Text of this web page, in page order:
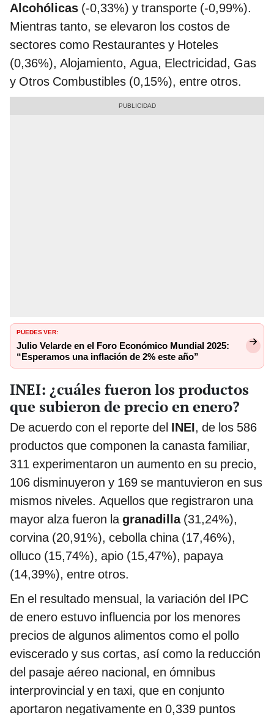
Alcohólicas (-0,33%) y transporte (-0,99%).
Mientras tanto, se elevaron los costos de
sectores como Restaurantes y Hoteles
(0,36%), Alojamiento, Agua, Electricidad, Gas
y Otros Combustibles (0,15%), entre otros.
PUEDES VER:
Julio Velarde en el Foro Económico Mundial 2025:
“Esperamos una inflación de 2% este año”
INEI: ¿cuáles fueron los productos
que subieron de precio en enero?
De acuerdo con el reporte del INEI, de los 586
productos que componen la canasta familiar,
311 experimentaron un aumento en su precio,
106 disminuyeron y 169 se mantuvieron en sus
mismos niveles. Aquellos que registraron una
mayor alza fueron lagranadilla (31,24%),
corvina (20,91%), cebolla china (17,46%),
olluco (15,74%), apio (15,47%), papaya
(14,39%), entre otros.
En el resultado mensual, la variación del IPC
de enero estuvo influencia por los menores
precios de algunos alimentos como el pollo
eviscerado y sus cortas, así como la reducción
del pasaje aéreo nacional, en ómnibus
interprovincial y en taxi, que en conjunto
aportaron negativamente en 0,339 puntos